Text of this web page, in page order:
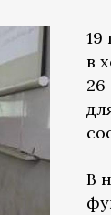
19
в
26
В